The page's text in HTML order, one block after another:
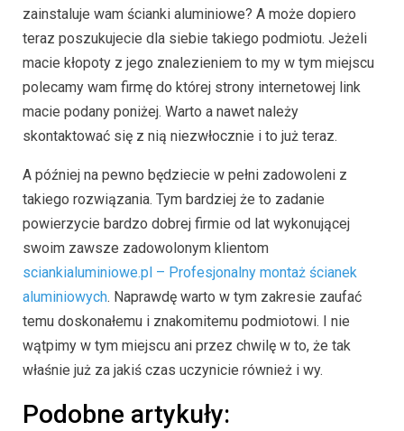
zainstaluje wam ścianki aluminiowe? A może dopiero
teraz poszukujecie dla siebie takiego podmiotu. Jeżeli
macie kłopoty z jego znalezieniem to my w tym miejscu
polecamy wam firmę do której strony internetowej link
macie podany poniżej. Warto a nawet należy
skontaktować się z nią niezwłocznie i to już teraz.
A później na pewno będziecie w pełni zadowoleni z
takiego rozwiązania. Tym bardziej że to zadanie
powierzycie bardzo dobrej firmie od lat wykonującej
swoim zawsze zadowolonym klientom
sciankialuminiowe.pl – Profesjonalny montaż ścianek
aluminiowych. Naprawdę warto w tym zakresie zaufać
temu doskonałemu i znakomitemu podmiotowi. I nie
wątpimy w tym miejscu ani przez chwilę w to, że tak
właśnie już za jakiś czas uczynicie również i wy.
Podobne artykuły: